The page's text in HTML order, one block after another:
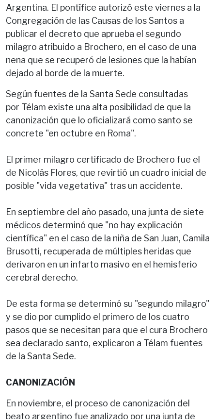
Argentina. El pontífice autorizó este viernes a la
Congregación de las Causas de los Santos a
publicar el decreto que aprueba el segundo
milagro atribuido a Brochero, en el caso de una
nena que se recuperó de lesiones que la habían
dejado al borde de la muerte.
Según fuentes de la Santa Sede consultadas
por Télam existe una alta posibilidad de que la
canonización que lo oficializará como santo se
concrete "en octubre en Roma".
El primer milagro certificado de Brochero fue el
de Nicolás Flores, que revirtió un cuadro inicial de
posible "vida vegetativa" tras un accidente.
En septiembre del año pasado, una junta de siete
médicos determinó que "no hay explicación
científica" en el caso de la niña de San Juan, Camila
Brusotti, recuperada de múltiples heridas que
derivaron en un infarto masivo en el hemisferio
cerebral derecho.
De esta forma se determinó su "segundo milagro"
y se dio por cumplido el primero de los cuatro
pasos que se necesitan para que el cura Brochero
sea declarado santo, explicaron a Télam fuentes
de la Santa Sede.
CANONIZACIÓN
En noviembre, el proceso de canonización del
beato argentino fue analizado por una junta de